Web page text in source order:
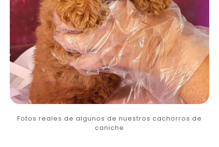
Fotos reales de algunos de nuestros cachorros de
caniche